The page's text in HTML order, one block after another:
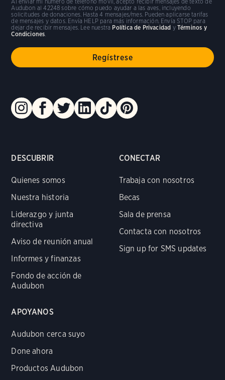
DESCUBRIR
Quienes somos
Nuestra historia
Liderazgo y junta
directiva
Aviso de reunión anual
Informes y finanzas
Fondo de acción de
Audubon
CONECTAR
Trabaja con nosotros
Becas
Sala de prensa
Contacta con nosotros
Sign up for SMS updates
APOYANOS
Audubon cerca suyo
Done ahora
Productos Audubon
Audubon al 42248 sobre cómo puedo ayudar a las aves, incluyendo
solicitudes de donaciones. Hasta 4 mensajes/mes. Pueden aplicarse tarifas
de mensajes y datos. Envía HELP para más información. Envía STOP para
dejar de recibir mensajes. Lee nuestra Política de Privacidad y Términos y
Condiciones.